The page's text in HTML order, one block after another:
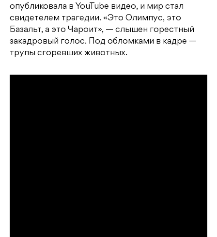
опубликовала в YouTube видео, и мир стал
свидетелем трагедии. «Это Олимпус, это
Базальт, а это Чароит», — слышен горестный
закадровый голос. Под обломками в кадре —
трупы сгоревших животных.